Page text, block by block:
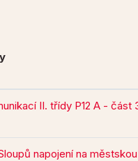
II. třídy P12 A - část
napojení na